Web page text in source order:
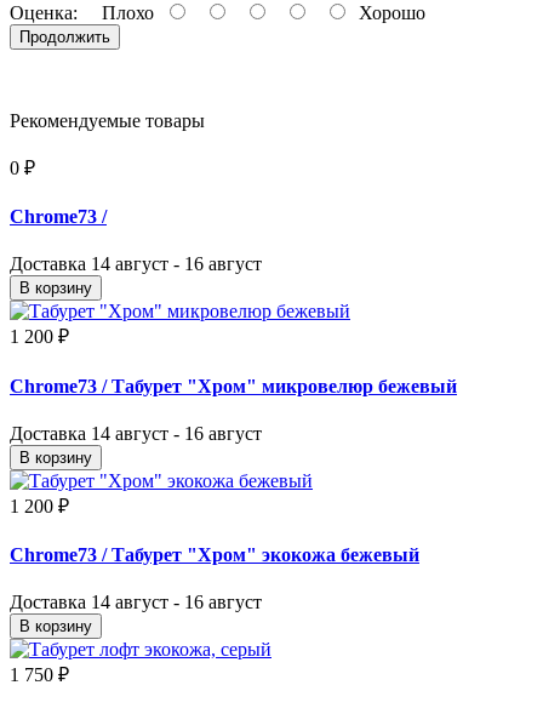
Оценка: Плохо Хорошо
Продолжить
Рекомендуемые товары
0 ₽
Chrome73 /
Доставка 14 август - 16 август
В корзину
1 200 ₽
Chrome73 / Табурет "Хром" микровелюр бежевый
Доставка 14 август - 16 август
В корзину
1 200 ₽
Chrome73 / Табурет "Хром" экокожа бежевый
Доставка 14 август - 16 август
В корзину
1 750 ₽